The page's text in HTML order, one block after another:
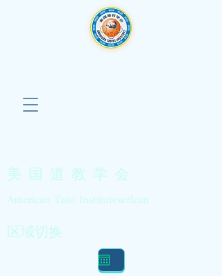
美 国 道 教 学 会
American Taist Instituteserlcan
区域切换